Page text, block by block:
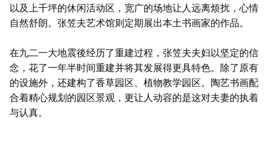
以及上千坪的休闲活动区，宽广的场地让人远离烦扰，心情
自然舒朗。张笠夫艺术馆则定期展出本土书画家的作品。
在九二一大地震後经历了重建过程，张笠夫夫妇以坚定的信
念，花了一年半时间重建并将其发展得更具特色。除了原有
的设施外，还建构了香草园区、植物教学园区。陶艺书画配
合着精心规划的园区景观，更让人动容的是这对夫妻的执着
与认真。